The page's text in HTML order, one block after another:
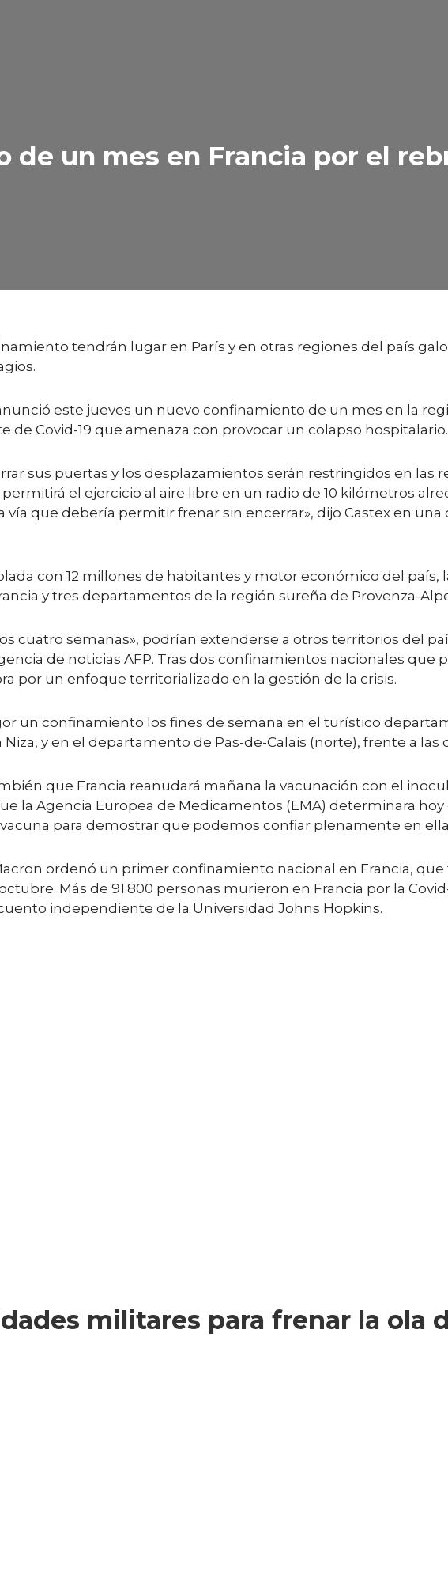
de un mes en Francia por el
tendrán lugar en París y en otras regiones del país
este jueves un nuevo confinamiento de un mes en la
Covid-19 que amenaza con provocar un colapso hospitalario.
sus puertas y los desplazamientos serán restringidos en las
el ejercicio al aire libre en un radio de 10 kilómetros
vía que debería permitir frenar sin encerrar», dijo Castex en
con 12 millones de habitantes y motor económico del país,
y tres departamentos de la región sureña de Provenza-
cuatro semanas», podrían extenderse a otros territorios del
de noticias AFP. Tras dos confinamientos nacionales que
por un enfoque territorializado en la gestión de la crisis.
un confinamiento los fines de semana en el turístico
y en el departamento de Pas-de-Calais (norte), frente a las
que Francia reanudará mañana la vacunación con el
la Agencia Europea de Medicamentos (EMA) determinara hoy
vacuna para demostrar que podemos confiar plenamente en
ordenó un primer confinamiento nacional en Francia,
Más de 91.800 personas murieron en Francia por la
independiente de la Universidad Johns Hopkins.
militares para frenar la ola